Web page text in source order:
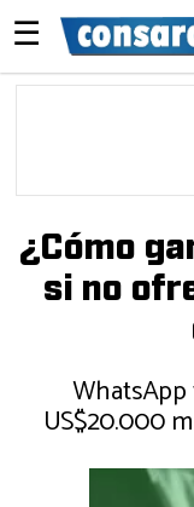
☰
¿Cómo
si no
US$20.000